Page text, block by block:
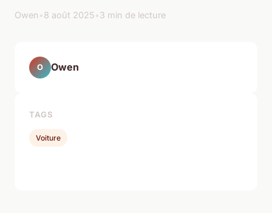
Owen •8 août 2025•3 min de lecture
O Owen
TAGS
Voiture